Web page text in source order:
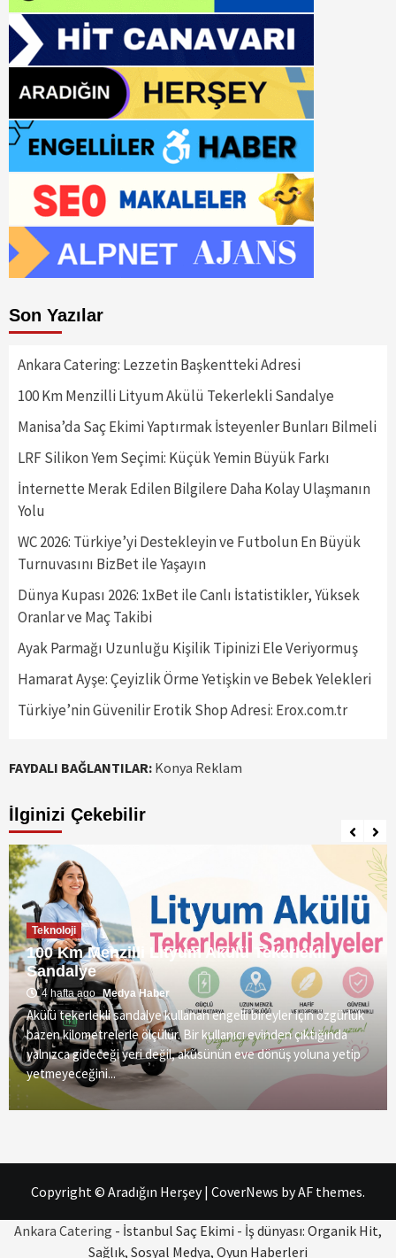
Son Yazılar
Ankara Catering: Lezzetin Başkentteki Adresi
100 Km Menzilli Lityum Akülü Tekerlekli Sandalye
Manisa’da Saç Ekimi Yaptırmak İsteyenler Bunları Bilmeli
LRF Silikon Yem Seçimi: Küçük Yemin Büyük Farkı
İnternette Merak Edilen Bilgilere Daha Kolay Ulaşmanın
Yolu
WC 2026: Türkiye’yi Destekleyin ve Futbolun En Büyük
Turnuvasını BizBet ile Yaşayın
Dünya Kupası 2026: 1xBet ile Canlı İstatistikler, Yüksek
Oranlar ve Maç Takibi
Ayak Parmağı Uzunluğu Kişilik Tipinizi Ele Veriyormuş
Hamarat Ayşe: Çeyizlik Örme Yetişkin ve Bebek Yelekleri
Türkiye’nin Güvenilir Erotik Shop Adresi: Erox.com.tr
FAYDALI BAĞLANTILAR: Konya Reklam
İlginizi Çekebilir
Teknoloji
100 Km Menzilli Lityum Akülü Tekerlekli
Sandalye
4 hafta ago Medya Haber
Akülü tekerlekli sandalye kullanan engelli bireyler için özgürlük
bazen kilometrelerle ölçülür. Bir kullanıcı evinden çıktığında
yalnızca gideceği yeri değil, aküsünün eve dönüş yoluna yetip
yetmeyeceğini...
Copyright © Aradığın Herşey| CoverNews by AF themes.
Ankara Catering - İstanbul Saç Ekimi - İş dünyası: Organik Hit,
Sağlık, Sosyal Medya, Oyun Haberleri